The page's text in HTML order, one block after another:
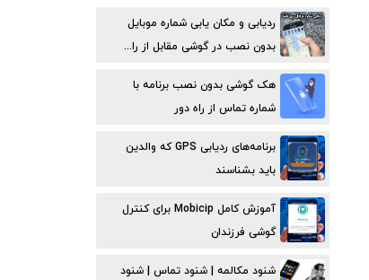
ردیابی و مکان یابی شماره موبایل
بدون نصب در گوشی مقابل از را...
هک گوشی بدون نصب برنامه با
شماره تماس از راه دور
برنامه‌های ردیابی GPS که والدین
باید بشناسند
آموزش کامل Mobicip برای کنترل
گوشی فرزندان
شنود مکالمه | شنود تماس | شنود